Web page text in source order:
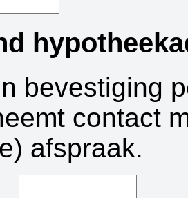
bevestiging
contact
afspraak.